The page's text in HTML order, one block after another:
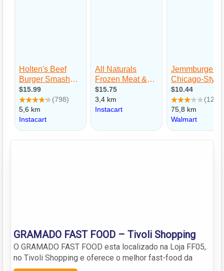
GRAMADO FAST FOOD – Tivoli Shopping
O GRAMADO FAST FOOD esta localizado na Loja FF05,
no Tivoli Shopping e oferece o melhor fast-food da